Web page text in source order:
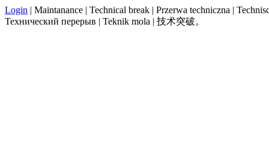
Login | Maintanance | Technical break | Przerwa techniczna |
Технический перерыв | Teknik mola | 技术突破。